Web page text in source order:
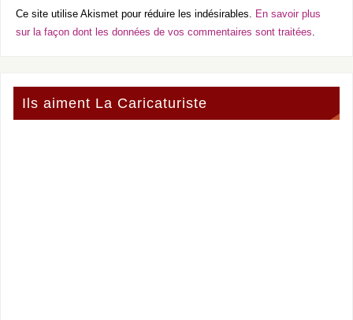
Ce site utilise Akismet pour réduire les indésirables.
En savoir plus
sur la façon dont les données de vos commentaires sont traitées
Ils aiment La Caricaturiste